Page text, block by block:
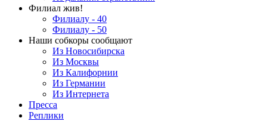
Филиал жив!
Филиалу - 40
Филиалу - 50
Наши собкоры сообщают
Из Новосибирска
Из Москвы
Из Калифорнии
Из Германии
Из Интернета
Пресса
Реплики